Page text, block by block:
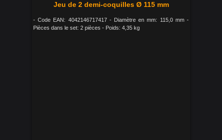
Jeu de 2 demi-coquilles Ø 115 mm
- Code EAN: 4042146717417 - Diamètre en mm: 115,0 mm -
Pièces dans le set: 2 pièces - Poids: 4,35 kg